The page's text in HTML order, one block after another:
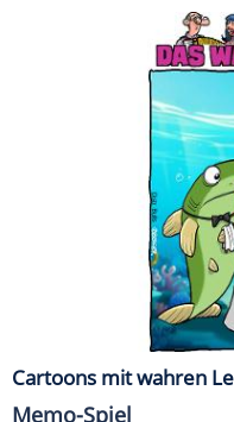
Cartoons mit wahren
Memo-Spiel